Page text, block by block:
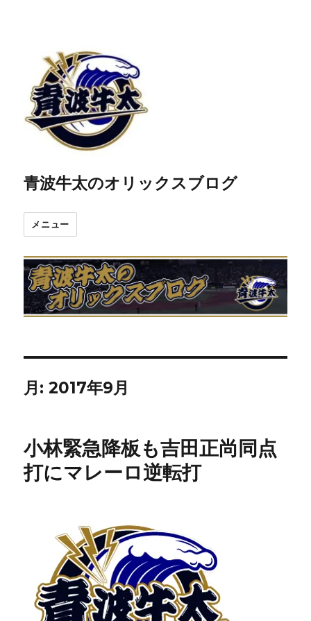
青波牛太のオリックスブログ
メニュー
月:2017年9月
小林緊急降板も吉田正尚同点
打にマレーロ逆転打